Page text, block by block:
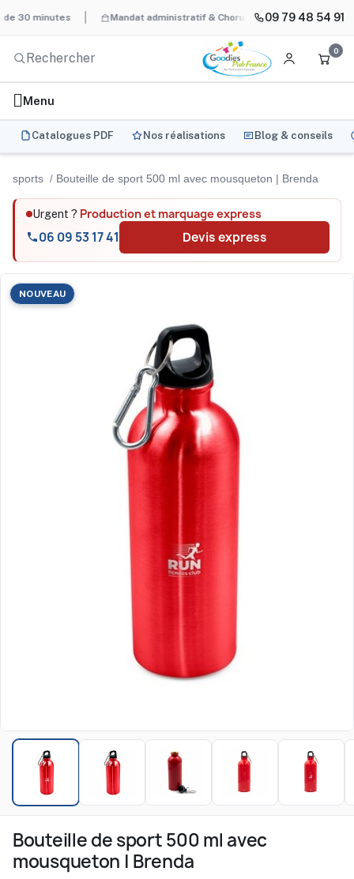
Mandat administratif & Chorus Pro BAT systématique
09 79 48 54 91
0
Menu
Catalogues PDF Nos réalisations Blog & conseils
sports Bouteille de sport 500 ml avec mousqueton | Brenda
Urgent ? Production et marquage express
06 09 53 17 41 Devis express
NOUVEAU
Bouteille de sport 500 ml avec
mousqueton | Brenda